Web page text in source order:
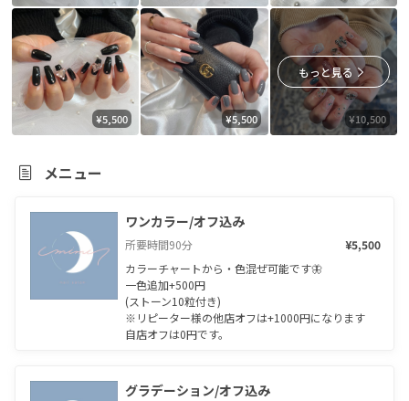
¥5,500 ¥5,500 ¥10,500
もっと見る
メニュー
ワンカラー/オフ込み
所要時間90分
¥5,500
カラーチャートから・色混ぜ可能です🦋
一色追加+500円
(ストーン10粒付き)
※リピーター様の他店オフは+1000円になります
自店オフは0円です。
グラデーション/オフ込み